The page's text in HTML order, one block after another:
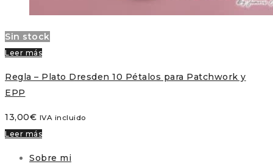
Sin stock
Leer más
Regla – Plato Dresden 10 Pétalos para Patchwork y
EPP
13,00€ IVA incluido
Leer más
Sobre mi